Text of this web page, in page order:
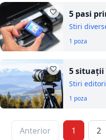
5 pasi
Stiri
1 poza
5 situații
va fi util
Stiri
1 poza
Anterior 1 2